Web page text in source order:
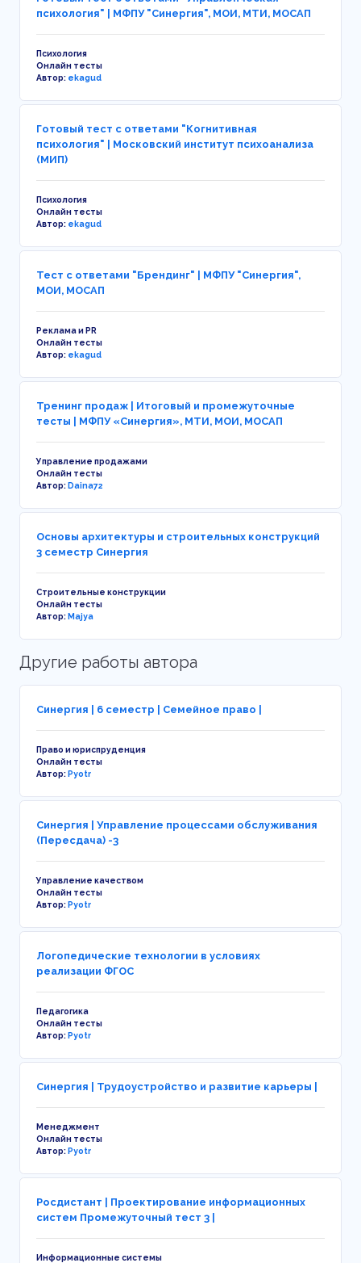
психология" | МФПУ "Синергия", МОИ, МТИ, МОСАП
Психология
Онлайн тесты
Автор: ekagud
Готовый тест с ответами "Когнитивная
психология" | Московский институт психоанализа
(МИП)
Психология
Онлайн тесты
Автор: ekagud
Тест с ответами "Брендинг" | МФПУ "Синергия",
МОИ, МОСАП
Реклама и PR
Онлайн тесты
Автор: ekagud
Тренинг продаж | Итоговый и промежуточные
тесты | МФПУ «Синергия», МТИ, МОИ, МОСАП
Управление продажами
Онлайн тесты
Автор:Daina72
Основы архитектуры и строительных конструкций
3 семестр Синергия
Строительные конструкции
Онлайн тесты
Автор:Majya
Другие работы автора
Синергия | 6 семестр | Семейное право |
Право и юриспруденция
Онлайн тесты
Автор:Pyotr
Синергия | Управление процессами обслуживания
(Пересдача) -3
Управление качеством
Онлайн тесты
Автор:Pyotr
Логопедические технологии в условиях
реализации ФГОС
Педагогика
Онлайн тесты
Автор:Pyotr
Синергия | Трудоустройство и развитие карьеры |
Менеджмент
Онлайн тесты
Автор:Pyotr
Росдистант | Проектирование информационных
систем Промежуточный тест 3 |
Информационные системы